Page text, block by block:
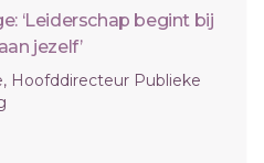
‘Leiderschap begint bij
jezelf’
Hoofddirecteur Publieke